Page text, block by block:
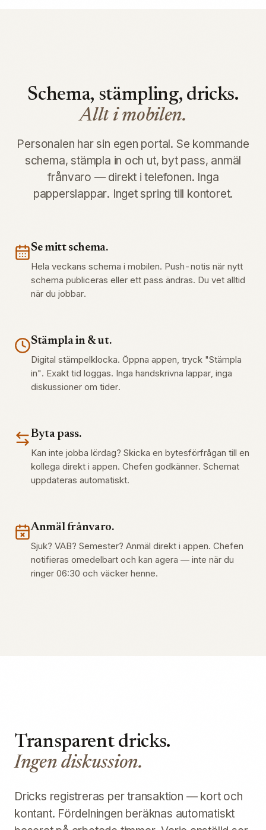
Schema, stämpling, dricks.
Allt i mobilen.
Personalen har sin egen portal. Se kommande
schema, stämpla in och ut, byt pass, anmäl
frånvaro — direkt i telefonen. Inga
papperslappar. Inget spring till kontoret.
Se mitt schema.
Hela veckans schema i mobilen. Push-notis när nytt
schema publiceras eller ett pass ändras. Du vet alltid
när du jobbar.
Stämpla in & ut.
Digital stämpelklocka. Öppna appen, tryck "Stämpla
in". Exakt tid loggas. Inga handskrivna lappar, inga
diskussioner om tider.
Byta pass.
Kan inte jobba lördag? Skicka en bytesförfrågan till en
kollega direkt i appen. Chefen godkänner. Schemat
uppdateras automatiskt.
Anmäl frånvaro.
Sjuk? VAB? Semester? Anmäl direkt i appen. Chefen
notifieras omedelbart och kan agera — inte när du
ringer 06:30 och väcker henne.
Transparent dricks.
Ingen diskussion.
Dricks registreras per transaktion — kort och
kontant. Fördelningen beräknas automatiskt